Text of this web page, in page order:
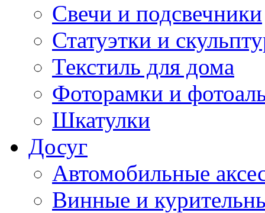
Свечи и подсвечники
Статуэтки и
Текстиль для дома
Фоторамки и
Шкатулки
Досуг
Автомобильные
Винные и